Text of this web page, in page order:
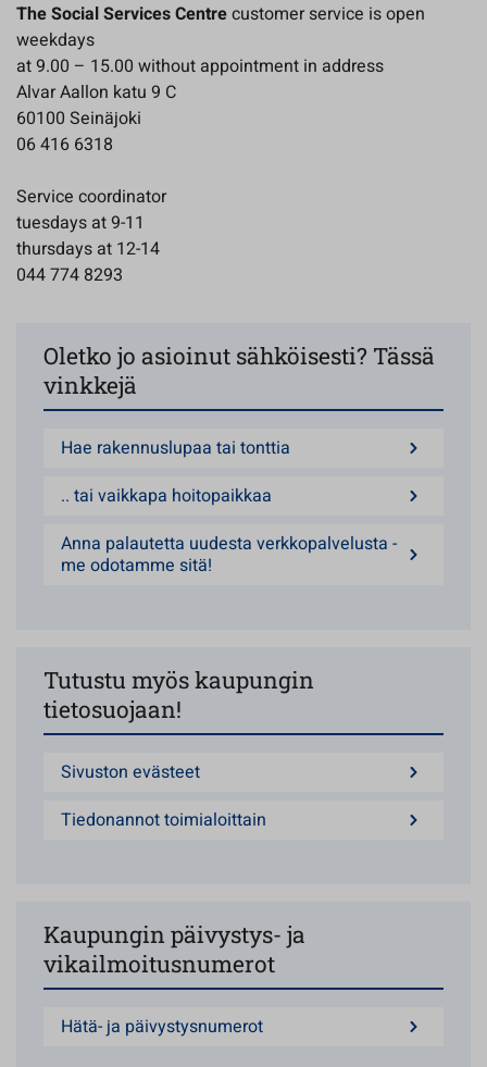
The Social Services Centrecustomer service is open
weekdays
at 9.00 – 15.00 without appointment in address
Alvar Aallon katu 9 C
60100 Seinäjoki
06 416 6318
Service coordinator
tuesdays at 9-11
thursdays at 12-14
044 774 8293
Oletko jo asioinut sähköisesti? Tässä
vinkkejä
Hae rakennuslupaa tai tonttia
.. tai vaikkapa hoitopaikkaa
Anna palautetta uudesta verkkopalvelusta -
me odotamme sitä!
Tutustu myös kaupungin
tietosuojaan!
Sivuston evästeet
Tiedonannot toimialoittain
Kaupungin päivystys- ja
vikailmoitusnumerot
Hätä- ja päivystysnumerot